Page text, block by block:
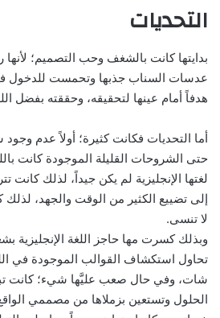
التحديات
بدايتها كانت بالشغف وحب التصميم؛ لأنها
عدسات السناب جذبها وتحمست للدخول
هدفاً أمام عينها لتحقيقه، وحققته بفضل
أما التحديات فكانت كثيرة؛ أولاً عدم
حتى الشروحات القليلة الموجودة كانت
لغتها الإنجليزية لم يكن جيداً، لذلك
إلى تضييع الكثير من الوقت والجهد،
لا تنسى.
وبذلك كسرت مها حاجز اللغة الإنجليزية
تحاول استكشاف القوالب الموجودة في
شات، وفي حال صعب عليَّها شيء؛ كانت
الحلول وتستعين بزملاها من مصممي